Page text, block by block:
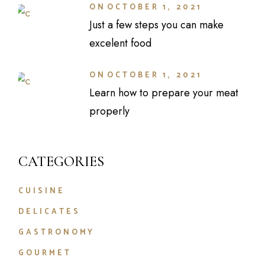
ON OCTOBER 1, 2021
Just a few steps you can make
excelent food
ON OCTOBER 1, 2021
Learn how to prepare your meat
properly
CATEGORIES
CUISINE
DELICATES
GASTRONOMY
GOURMET